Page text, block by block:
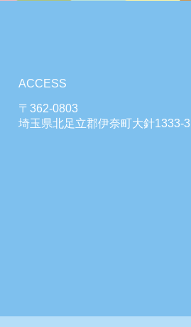
ACCESS
〒362-0803
埼玉県北足立郡伊奈町大針1333-3